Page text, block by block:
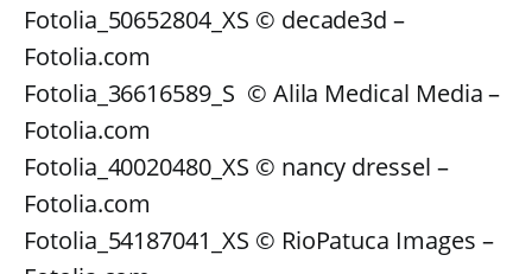
Fotolia_50652804_XS © decade3d –
Fotolia.com
Fotolia_36616589_S © Alila Medical Media –
Fotolia.com
Fotolia_40020480_XS © nancy dressel –
Fotolia.com
Fotolia_54187041_XS © RioPatuca Images –